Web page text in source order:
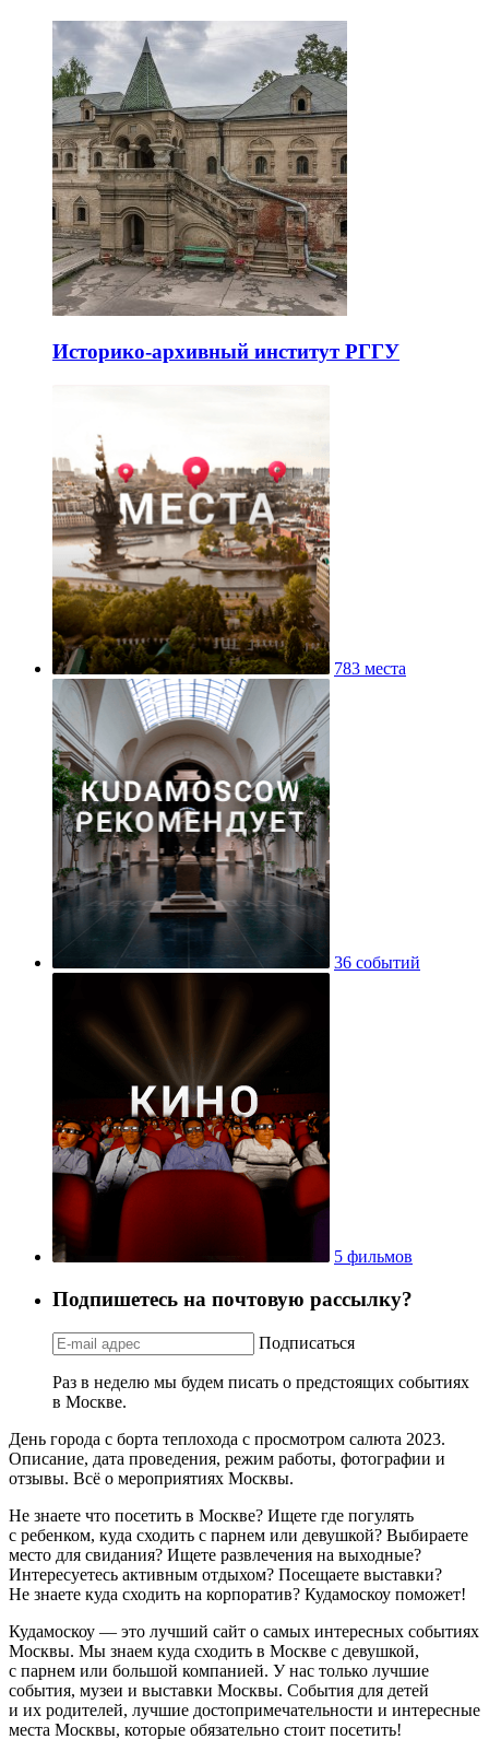
Историко-архивный институт РГГУ
783 места
36 событий
5 фильмов
Подпишетесь на почтовую рассылку?
Подписаться
Раз в неделю мы будем писать о предстоящих событиях
в Москве.
День города с борта теплохода с просмотром салюта 2023.
Описание, дата проведения, режим работы, фотографии и
отзывы. Всё о мероприятиях Москвы.
Не знаете что посетить в Москве? Ищете где погулять
с ребенком, куда сходить с парнем или девушкой? Выбираете
место для свидания? Ищете развлечения на выходные?
Интересуетесь активным отдыхом? Посещаете выставки?
Не знаете куда сходить на корпоратив? Кудамоскоу поможет!
Кудамоскоу — это лучший сайт о самых интересных событиях
Москвы. Мы знаем куда сходить в Москве с девушкой,
с парнем или большой компанией. У нас только лучшие
события, музеи и выставки Москвы. События для детей
и их родителей, лучшие достопримечательности и интересные
места Москвы, которые обязательно стоит посетить!